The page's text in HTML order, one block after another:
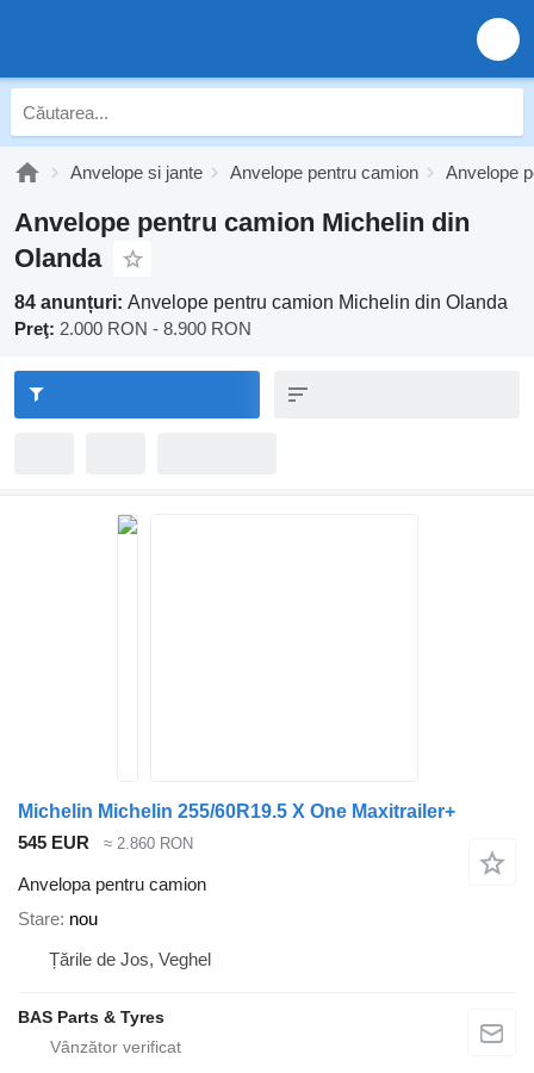
Anvelope si jante Anvelope pentru camion Anvelope
Anvelope pentru camion Michelin din
Olanda
84 anunțuri: Anvelope pentru camion Michelin din Olanda
Preţ: 2.000 RON - 8.900 RON
Michelin Michelin 255/60R19.5 X One Maxitrailer+
545 EUR
≈ 2.860 RON
Anvelopa pentru camion
Stare nou
Țările de Jos, Veghel
BAS Parts & Tyres